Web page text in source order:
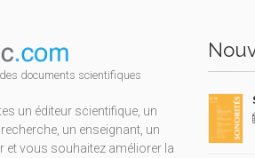
documents scientifiques
un éditeur scientifique, un
un enseignant, un
et vous souhaitez améliorer la